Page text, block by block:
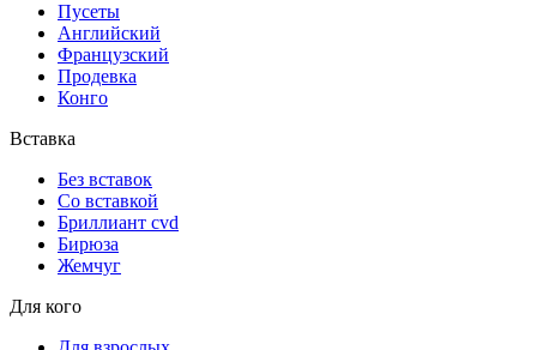
Пусеты
Английский
Французский
Продевка
Конго
Вставка
Без вставок
Со вставкой
Бриллиант cvd
Бирюза
Жемчуг
Для кого